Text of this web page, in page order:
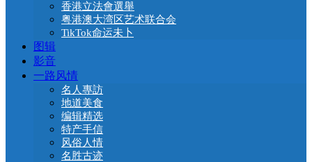
香港立法會選舉
粤港澳大湾区艺术联合会
TikTok命运未卜
图辑
影音
一路风情
名人專訪
地道美食
编辑精选
特产手信
风俗人情
名胜古迹